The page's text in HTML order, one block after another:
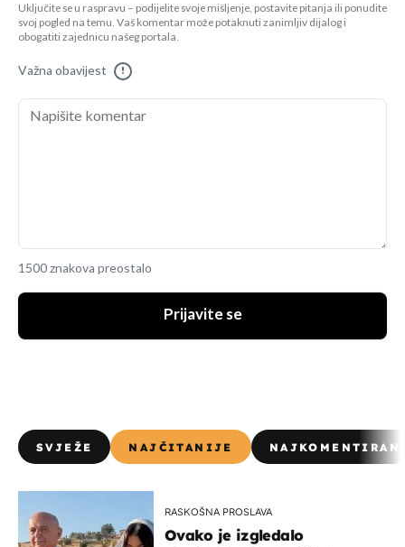
Uključite se u raspravu – podijelite svoje mišljenje, postavite pitanja ili ponudite
svoj pogled na temu. Vaš komentar može potaknuti zanimljiv dijalog i
obogatiti zajednicu našeg portala.
Važna obavijest !
1500 znakova preostalo
Prijavite se
SVJEŽE NAJČITANIJE
RASKOŠNA PROSLAVA
Ovako je izgledalo